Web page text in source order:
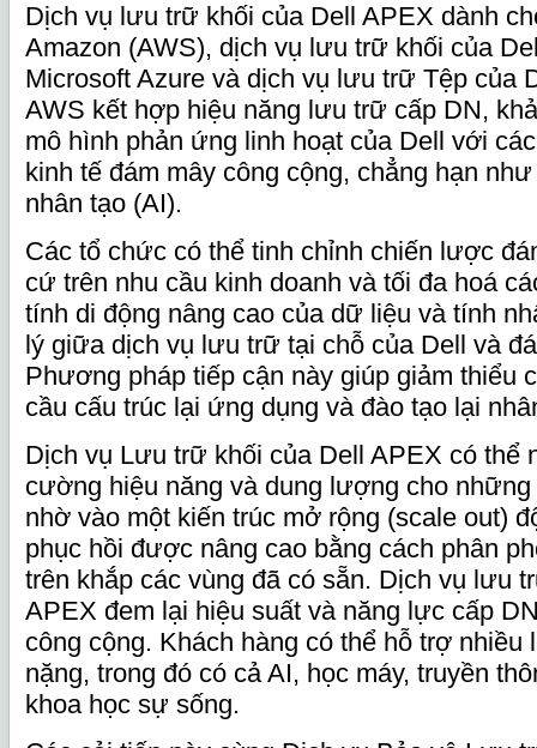
Dịch vụ lưu trữ khối của Dell APEX dành
Amazon (AWS), dịch vụ lưu trữ khối của
Microsoft Azure và dịch vụ lưu trữ Tệp của
AWS kết hợp hiệu năng lưu trữ cấp DN,
mô hình phản ứng linh hoạt của Dell với
kinh tế đám mây công cộng, chẳng hạn
nhân tạo (AI).
Các tổ chức có thể tinh chỉnh chiến lược
cứ trên nhu cầu kinh doanh và tối đa hoá
tính di động nâng cao của dữ liệu và tính
lý giữa dịch vụ lưu trữ tại chỗ của Dell và
Phương pháp tiếp cận này giúp giảm thiểu
cầu cấu trúc lại ứng dụng và đào tạo lại
Dịch vụ Lưu trữ khối của Dell APEX có thể
cường hiệu năng và dung lượng cho
nhờ vào một kiến trúc mở rộng (scale out)
phục hồi được nâng cao bằng cách phân
trên khắp các vùng đã có sẵn. Dịch vụ lưu
APEX đem lại hiệu suất và năng lực cấp
công cộng. Khách hàng có thể hỗ trợ nhiều
nặng, trong đó có cả AI, học máy, truyền
khoa học sự sống.